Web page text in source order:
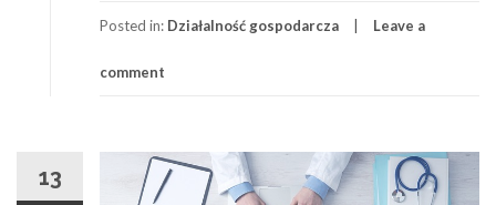
Posted in: Działalność gospodarcza Leave a
comment
13